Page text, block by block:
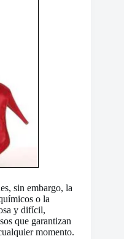
sin embargo, la
o la
y difícil,
que garantizan
momento.